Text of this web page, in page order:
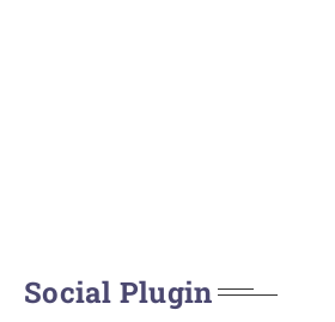
Social Plugin